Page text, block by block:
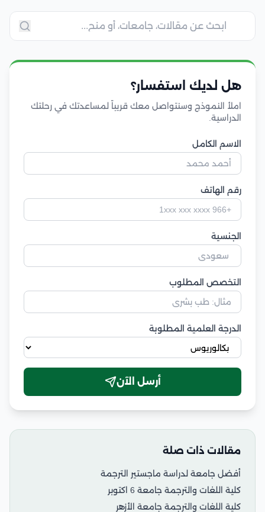
هل لديك استفسار؟
املأ النموذج وسنتواصل معك قريباً لمساعدتك في رحلتك
الدراسية.
الاسم الكامل
رقم الهاتف
الجنسية
التخصص المطلوب
الدرجة العلمية المطلوبة
أرسل الآن
مقالات ذات صلة
أفضل جامعة لدراسة ماجستير الترجمة
كلية اللغات والترجمة جامعة 6 اكتوبر
كلية اللغات والترجمة جامعة الأزهر